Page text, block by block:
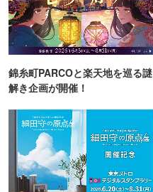
錦糸町PARCOと楽天地を巡る謎
解き企画が開催！